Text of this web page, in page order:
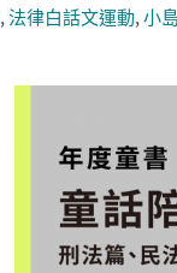
,法律白話文運動,小